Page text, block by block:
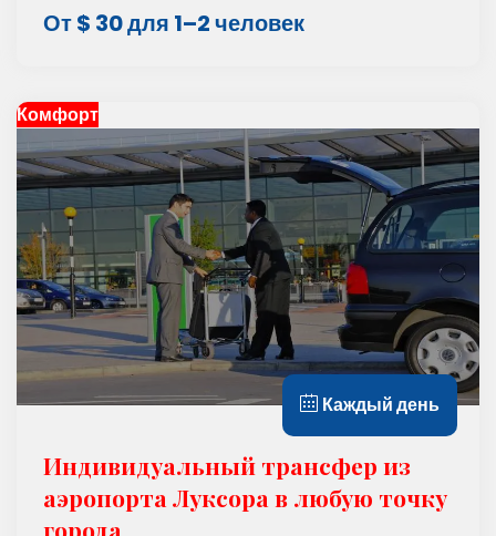
От $ 30 для 1–2 человек
Комфорт
Каждый день
Индивидуальный трансфер из
аэропорта Луксора в любую точку
города